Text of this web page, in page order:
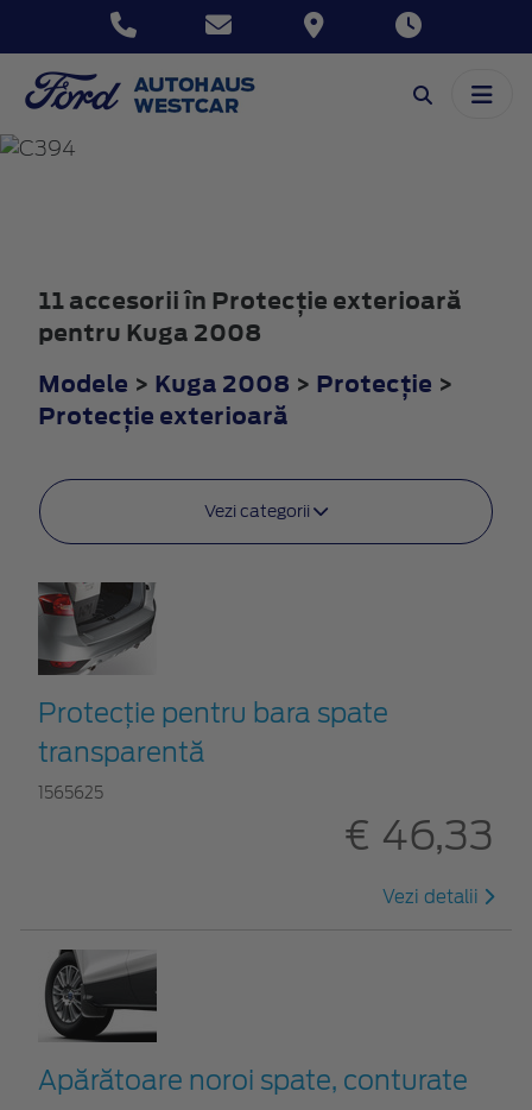
KUGA
11 accesorii în Protecţie exterioară
pentru Kuga 2008
Modele > Kuga 2008 > Protecţie >
Protecţie exterioară
Vezi categorii
Protecţie pentru bara spate
transparentă
1565625
€ 46,33
Vezi detalii
Apărătoare noroi spate, conturate